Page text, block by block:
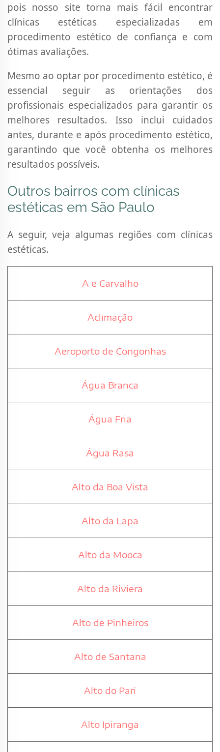
pois nosso site torna mais fácil encontrar
clínicas estéticas especializadas em
procedimento estético de confiança e com
ótimas avaliações.
Mesmo ao optar por procedimento estético, é
essencial seguir as orientações dos
profissionais especializados para garantir os
melhores resultados. Isso inclui cuidados
antes, durante e após procedimento estético,
garantindo que você obtenha os melhores
resultados possíveis.
Outros bairros com clínicas
estéticas em São Paulo
A seguir, veja algumas regiões com clínicas
estéticas.
A e Carvalho
Aclimação
Aeroporto de Congonhas
Água Branca
Água Fria
Água Rasa
Alto da Boa Vista
Alto da Lapa
Alto da Mooca
Alto da Riviera
Alto de Pinheiros
Alto de Santana
Alto do Pari
Alto Ipiranga